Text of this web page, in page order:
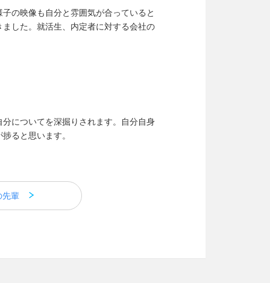
の映像も自分と雰囲気が合っていると
した。就活生、内定者に対する会社の
についてを深掘りされます。自分自身
ると思います。
先輩